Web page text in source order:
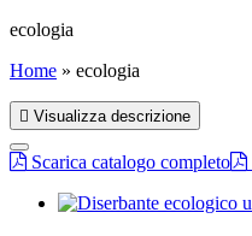
ecologia
Home » ecologia
Visualizza descrizione
Scarica catalogo completo